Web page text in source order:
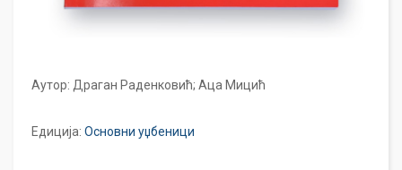
Аутор: Драган Раденковић; Аца Мицић
Едиција: Основни уџбеници